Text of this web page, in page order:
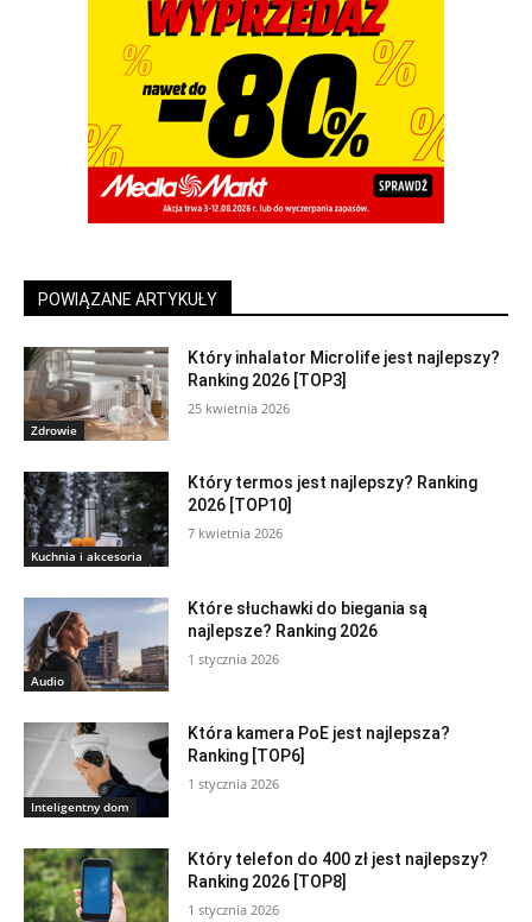
POWIĄZANE ARTYKUŁY
Zdrowie
Który inhalator Microlife jest najlepszy?
Ranking 2026 [TOP3]
25 kwietnia 2026
Kuchnia i akcesoria
Który termos jest najlepszy? Ranking
2026 [TOP10]
7 kwietnia 2026
Audio
Które słuchawki do biegania są
najlepsze? Ranking 2026
1 stycznia 2026
Inteligentny dom
Która kamera PoE jest najlepsza?
Ranking [TOP6]
1 stycznia 2026
Który telefon do 400 zł jest najlepszy?
Ranking 2026 [TOP8]
1 stycznia 2026